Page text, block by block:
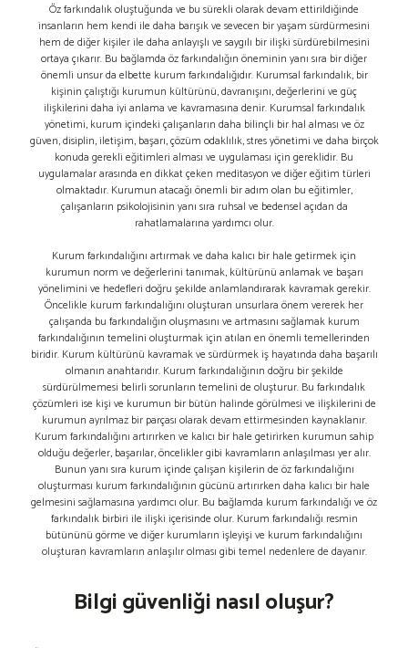
Öz farkındalık oluştuğunda ve bu sürekli olarak devam ettirildiğinde
insanların hem kendi ile daha barışık ve sevecen bir yaşam sürdürmesini
hem de diğer kişiler ile daha anlayışlı ve saygılı bir ilişki sürdürebilmesini
ortaya çıkarır. Bu bağlamda öz farkındalığın öneminin yanı sıra bir diğer
önemli unsur da elbette kurum farkındalığıdır. Kurumsal farkındalık, bir
kişinin çalıştığı kurumun kültürünü, davranışını, değerlerini ve güç
ilişkilerini daha iyi anlama ve kavramasına denir. Kurumsal farkındalık
yönetimi, kurum içindeki çalışanların daha bilinçli bir hal alması ve öz
güven, disiplin, iletişim, başarı, çözüm odaklılık, stres yönetimi ve daha birçok
konuda gerekli eğitimleri alması ve uygulaması için gereklidir. Bu
uygulamalar arasında en dikkat çeken meditasyon ve diğer eğitim türleri
olmaktadır. Kurumun atacağı önemli bir adım olan bu eğitimler,
çalışanların psikolojisinin yanı sıra ruhsal ve bedensel açıdan da
rahatlamalarına yardımcı olur.
Kurum farkındalığını artırmak ve daha kalıcı bir hale getirmek için
kurumun norm ve değerlerini tanımak, kültürünü anlamak ve başarı
yönelimini ve hedefleri doğru şekilde anlamlandırarak kavramak gerekir.
Öncelikle kurum farkındalığını oluşturan unsurlara önem vererek her
çalışanda bu farkındalığın oluşmasını ve artmasını sağlamak kurum
farkındalığının temelini oluşturmak için atılan en önemli temellerinden
biridir. Kurum kültürünü kavramak ve sürdürmek iş hayatında daha başarılı
olmanın anahtarıdır. Kurum farkındalığının doğru bir şekilde
sürdürülmemesi belirli sorunların temelini de oluşturur. Bu farkındalık
çözümleri ise kişi ve kurumun bir bütün halinde görülmesi ve ilişkilerini de
kurumun ayrılmaz bir parçası olarak devam ettirmesinden kaynaklanır.
Kurum farkındalığını artırırken ve kalıcı bir hale getirirken kurumun sahip
olduğu değerler, başarılar, öncelikler gibi kavramların anlaşılması yer alır.
Bunun yanı sıra kurum içinde çalışan kişilerin de öz farkındalığını
oluşturması kurum farkındalığının gücünü artırırken daha kalıcı bir hale
gelmesini sağlamasına yardımcı olur. Bu bağlamda kurum farkındalığı ve öz
farkındalık birbiri ile ilişki içerisinde olur. Kurum farkındalığı resmin
bütününü görme ve diğer kurumların işleyişi ve kurum farkındalığını
oluşturan kavramların anlaşılır olması gibi temel nedenlere de dayanır.
Bilgi güvenliği nasıl oluşur?